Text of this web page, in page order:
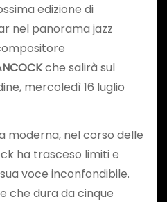
edizione di
nel panorama jazz
che salirà sul
mercoledì 16 luglio
moderna, nel corso delle
ha trasceso limiti e
voce inconfondibile.
che dura da cinque